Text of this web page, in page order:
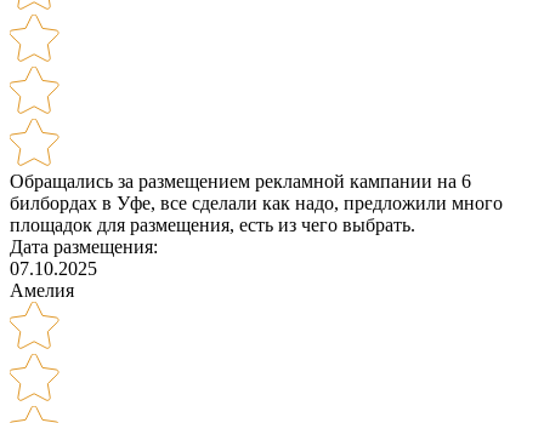
Обращались за размещением рекламной кампании на 6
билбордах в Уфе, все сделали как надо, предложили много
площадок для размещения, есть из чего выбрать.
Дата размещения:
07.10.2025
Амелия